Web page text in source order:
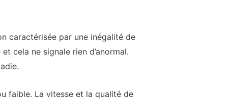
caractérisée par une inégalité de
cela ne signale rien d’anormal.
faible. La vitesse et la qualité de